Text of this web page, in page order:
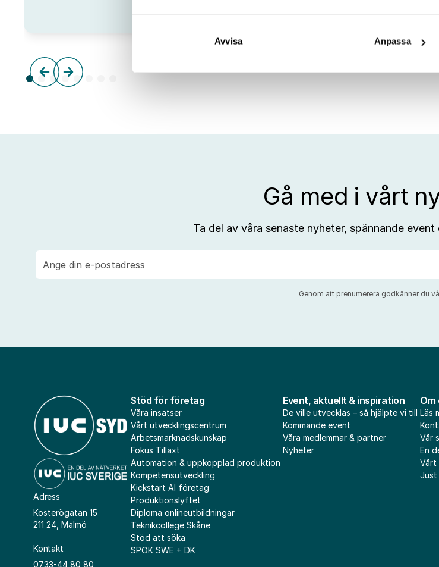
Avvisa Anpassa
till
Gå med i vårt
Ta del av våra senaste nyheter, spännande
post
Genom att prenumerera godkänner du
Adress
Kosterögatan 15
211 24, Malmö
Kontakt
0733-44 80 80
Stöd för företag
Våra insatser
Vårt utvecklingscentrum
Arbetsmarknadskunskap
Fokus Tilläxt
Automation & uppkopplad produktion
Kompetensutveckling
Kickstart AI företag
Produktionslyftet
Diploma onlineutbildningar
Teknikcollege Skåne
Stöd att söka
SPOK SWE + DK
Event, aktuellt & inspiration
De ville utvecklas – så hjälpte vi till
Kommande event
Våra medlemmar & partner
Nyheter
Om
Läs
Vår
En
Vårt
Just